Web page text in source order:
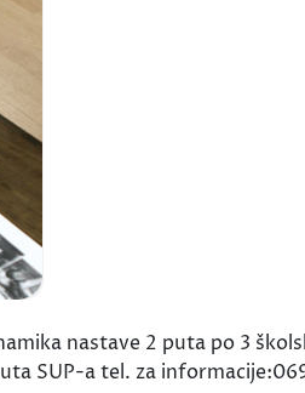
nastave 2 puta po 3
SUP-a tel. za